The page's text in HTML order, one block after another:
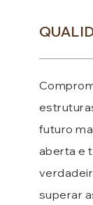
futuro
aberta e
superar